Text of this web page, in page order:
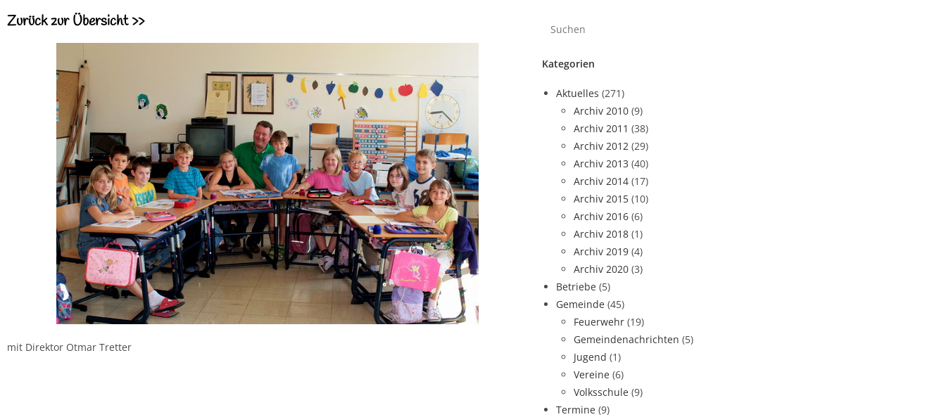
Zurück zur Übersicht >>
mit Direktor Otmar Tretter
Kategorien
Aktuelles (271)
Archiv 2010 (9)
Archiv 2011 (38)
Archiv 2012 (29)
Archiv 2013 (40)
Archiv 2014 (17)
Archiv 2015 (10)
Archiv 2016 (6)
Archiv 2018 (1)
Archiv 2019 (4)
Archiv 2020 (3)
Betriebe (5)
Gemeinde (45)
Feuerwehr (19)
Gemeindenachrichten (5)
Jugend (1)
Vereine (6)
Volksschule (9)
Termine (9)